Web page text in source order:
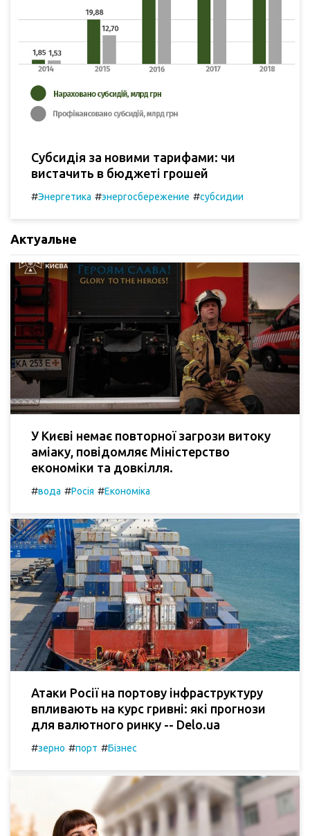
Субсидія за новими тарифами: чи
вистачить в бюджеті грошей
#Энергетика #энергосбережение #субсидии
Актуальне
У Києві немає повторної загрози витоку
аміаку, повідомляє Міністерство
економіки та довкілля.
#вода #Росія #Економіка
Атаки Росії на портову інфраструктуру
впливають на курс гривні: які прогнози
для валютного ринку -- Delo.ua
#зерно #порт #Бізнес